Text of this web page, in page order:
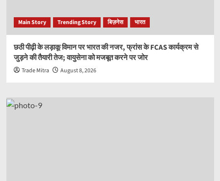
Main Story Trending Story बिज़नेस भारत
छठी पीढ़ी के लड़ाकू विमान पर भारत की नजर, फ्रांस के FCAS कार्यक्रम से
जुड़ने की तैयारी तेज; वायुसेना को मजबूत करने पर जोर
Trade Mitra August 8, 2026